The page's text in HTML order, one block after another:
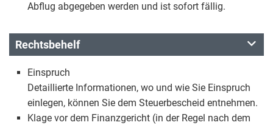
Abflug abgegeben werden und ist sofort fällig.
Rechtsbehelf
Einspruch
Detaillierte Informationen, wo und wie Sie Einspruch
einlegen, können Sie dem Steuerbescheid entnehmen.
Klage vor dem Finanzgericht (in der Regel nach dem